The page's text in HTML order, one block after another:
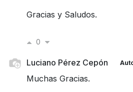
Gracias y Saludos.
0
Luciano Pérez Cepón
Muchas Gracias.